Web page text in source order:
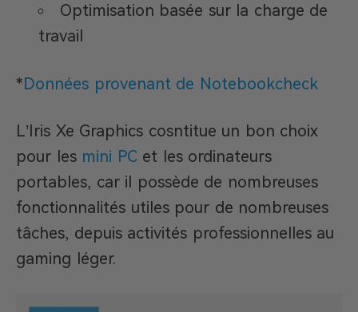
Optimisation basée sur la charge de
travail
*Données provenant de Notebookcheck
L’Iris Xe Graphics cosntitue un bon choix
pour les mini PC et les ordinateurs
portables, car il possède de nombreuses
fonctionnalités utiles pour de nombreuses
tâches, depuis activités professionnelles au
gaming léger.